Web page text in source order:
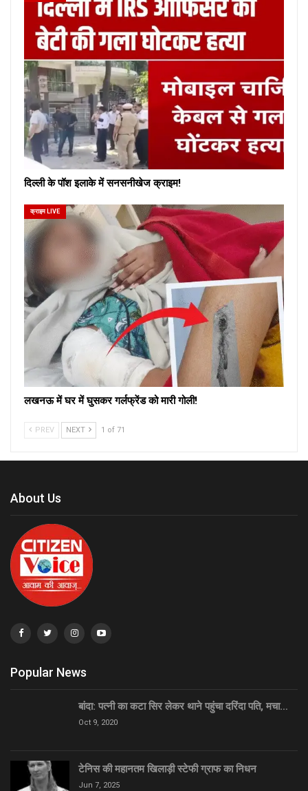
दिल्ली के पॉश इलाके में सनसनीखेज क्राइम!
क्राइम LIVE
लखनऊ में घर में घुसकर गर्लफ्रेंड को मारी गोली!
PREV NEXT 1 of 71
About Us
Popular News
बांदा: पत्नी का कटा सिर लेकर थाने पहुंचा दरिंदा पति, मचा…
Oct 9, 2020
टेनिस की महानतम खिलाड़ी स्टेफी ग्राफ का निधन
Jun 7, 2025